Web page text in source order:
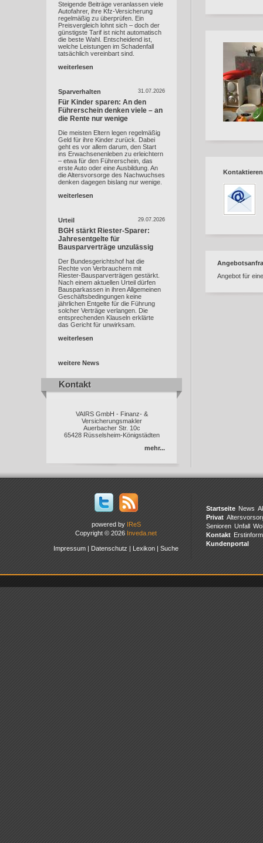
Steigende Beiträge veranlassen viele
Autofahrer, ihre Kfz-Versicherung
regelmäßig zu überprüfen. Ein
Preisvergleich lohnt sich – doch der
günstigste Tarif ist nicht automatisch
die beste Wahl. Entscheidend ist,
welche Leistungen im Schadenfall
tatsächlich vereinbart sind.
weiterlesen
31.07.2026
Sparverhalten
Für Kinder sparen: An den
Führerschein denken viele – an
die Rente nur wenige
Die meisten Eltern legen regelmäßig
Geld für ihre Kinder zurück. Dabei
geht es vor allem darum, den Start
ins Erwachsenenleben zu erleichtern
– etwa für den Führerschein, das
erste Auto oder eine Ausbildung. An
die Altersvorsorge des Nachwuchses
denken dagegen bislang nur wenige.
weiterlesen
29.07.2026
Urteil
BGH stärkt Riester-Sparer:
Jahresentgelte für
Bausparverträge unzulässig
Der Bundesgerichtshof hat die
Rechte von Verbrauchern mit
Riester-Bausparverträgen gestärkt.
Nach einem aktuellen Urteil dürfen
Bausparkassen in ihren Allgemeinen
Geschäftsbedingungen keine
jährlichen Entgelte für die Führung
solcher Verträge verlangen. Die
entsprechenden Klauseln erklärte
das Gericht für unwirksam.
weiterlesen
weitere News
Kontakt
Kontakt
VAIRS GmbH - Finanz- &
Versicherungsmakler
Auerbacher Str. 10c
65428 Rüsselsheim-Königstädten
mehr...
Angebot für
powered by IReS
Copyright © 2026 Inveda.net
Impressum | Datenschutz | Lexikon | Suche
Startseite News
Privat
Senioren Unfall
Kontakt
Kundenportal